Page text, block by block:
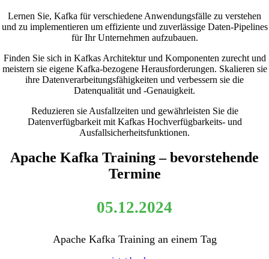
Lernen Sie, Kafka für verschiedene Anwendungsfälle zu verstehen
und zu implementieren um effiziente und zuverlässige Daten-Pipelines
für Ihr Unternehmen aufzubauen.
Finden Sie sich in Kafkas Architektur und Komponenten zurecht und
meistern sie eigene Kafka-bezogene Herausforderungen. Skalieren sie
ihre Datenverarbeitungsfähigkeiten und verbessern sie die
Datenqualität und -Genauigkeit.
Reduzieren sie Ausfallzeiten und gewährleisten Sie die
Datenverfügbarkeit mit Kafkas Hochverfügbarkeits- und
Ausfallsicherheitsfunktionen.
Apache Kafka Training – bevorstehende
Termine
05.12.2024
Apache Kafka Training an einem Tag